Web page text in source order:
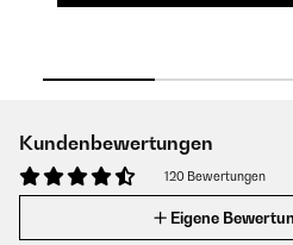
Kundenbewertungen
120 Bewertungen
Eigene